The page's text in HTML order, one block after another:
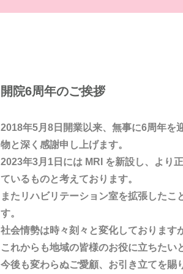
開院6周年のご挨拶
2018年5月8日開業以来、無事に6周年を
物と深く感謝申し上げます。
2023年3月1日には MRI を新設し、より
ているものと考えております。
またリハビリテーション室を拡張した
す。
社会情勢は時々刻々と変化しております
これからも地域の皆様のお役に立ちたい
今後も変わらぬご愛顧、お引き立てを賜